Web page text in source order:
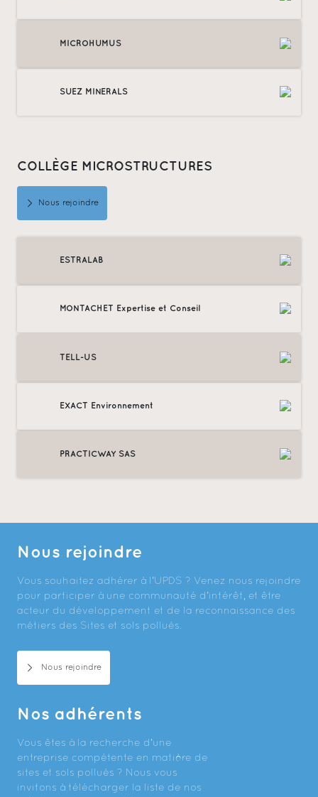
MICROHUMUS
SUEZ MINERALS
COLLÈGE MICROSTRUCTURES
Nous rejoindre
ESTRALAB
MONTACHET Expertise et Conseil
TELL-US
EXACT Environnement
PRACTICWAY SAS
Nous rejoindre
Vous souhaitez adhérer à l’UPDS ? Venez nous rejoindre
pour participer à une communauté d’intérêt, et être
acteur du développement et de la reconnaissance des
métiers des Sites et sols pollués.
Nous rejoindre
Nos adhérents
Vous êtes à la recherche d’une
entreprise compétente en matière de
sites et sols pollués ? Nous vous
invitons à télécharger la liste de nos